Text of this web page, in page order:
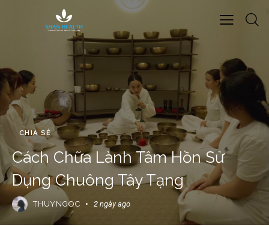
CHIA SẺ
Cách Chữa Lành Tâm Hồn Sử
Dụng Chuông Tây Tạng
THUYNGOC 2 ngày ago